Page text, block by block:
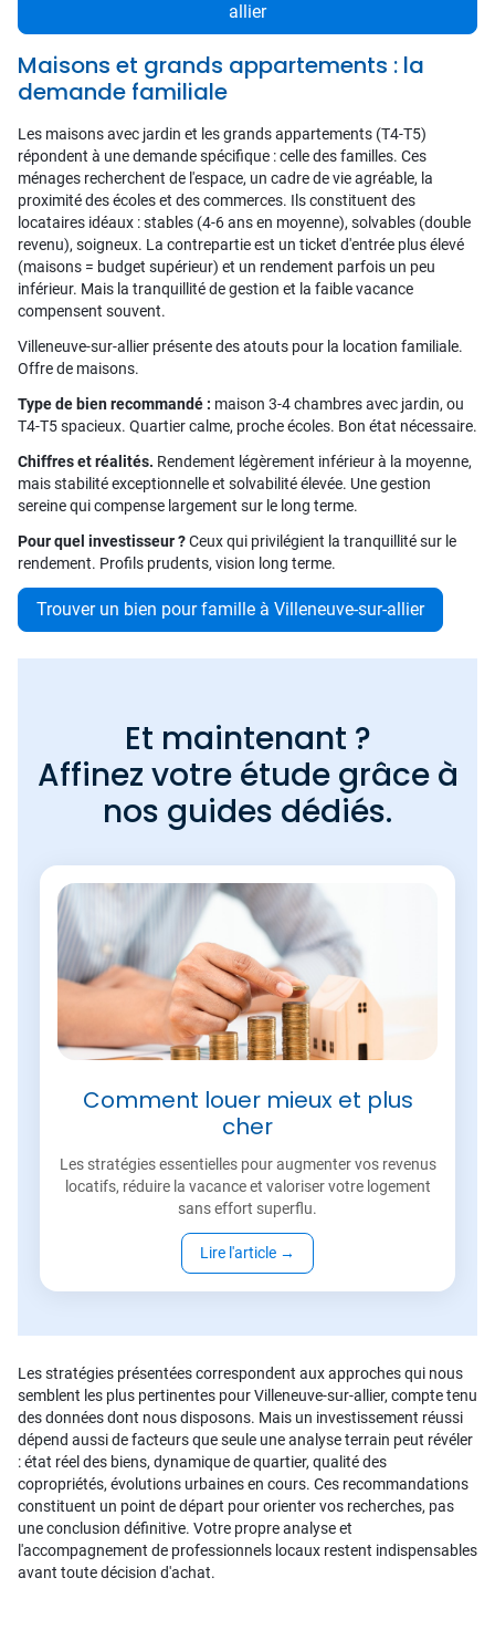
allier
Maisons et grands appartements : la
demande familiale
Les maisons avec jardin et les grands appartements (T4-T5)
répondent à une demande spécifique : celle des familles. Ces
ménages recherchent de l'espace, un cadre de vie agréable, la
proximité des écoles et des commerces. Ils constituent des
locataires idéaux : stables (4-6 ans en moyenne), solvables (double
revenu), soigneux. La contrepartie est un ticket d'entrée plus élevé
(maisons = budget supérieur) et un rendement parfois un peu
inférieur. Mais la tranquillité de gestion et la faible vacance
compensent souvent.
Villeneuve-sur-allier présente des atouts pour la location familiale.
Offre de maisons.
Type de bien recommandé : maison 3-4 chambres avec jardin, ou
T4-T5 spacieux. Quartier calme, proche écoles. Bon état nécessaire.
Chiffres et réalités. Rendement légèrement inférieur à la moyenne,
mais stabilité exceptionnelle et solvabilité élevée. Une gestion
sereine qui compense largement sur le long terme.
Pour quel investisseur ?Ceux qui privilégient la tranquillité sur le
rendement. Profils prudents, vision long terme.
Trouver un bien pour famille à Villeneuve-sur-allier
Et maintenant ?
Affinez votre étude grâce à
nos guides dédiés.
Comment louer mieux et plus
cher
Les stratégies essentielles pour augmenter vos revenus
locatifs, réduire la vacance et valoriser votre logement
sans effort superflu.
Lire l'article →
Les stratégies présentées correspondent aux approches qui nous
semblent les plus pertinentes pour Villeneuve-sur-allier, compte tenu
des données dont nous disposons. Mais un investissement réussi
dépend aussi de facteurs que seule une analyse terrain peut révéler
: état réel des biens, dynamique de quartier, qualité des
copropriétés, évolutions urbaines en cours. Ces recommandations
constituent un point de départ pour orienter vos recherches, pas
une conclusion définitive. Votre propre analyse et
l'accompagnement de professionnels locaux restent indispensables
avant toute décision d'achat.